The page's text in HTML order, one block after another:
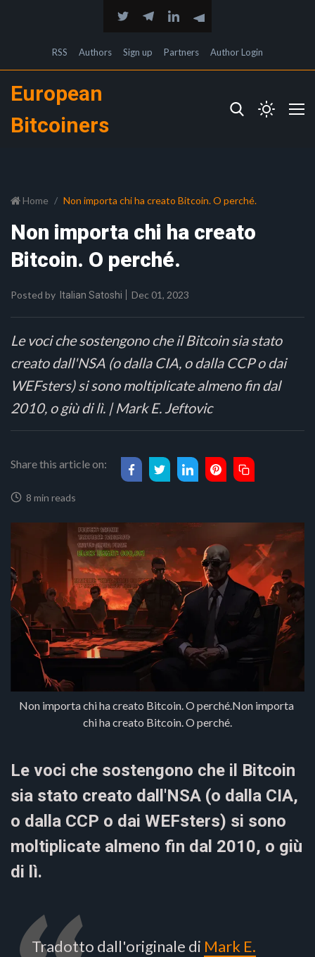
RSS Authors Sign up Partners Author Login
European
Bitcoiners
Home Non importa chi ha creato Bitcoin. O perché.
Non importa chi ha creato
Bitcoin. O perché.
Posted by Italian Satoshi Dec 01, 2023
Le voci che sostengono che il Bitcoin sia stato
creato dall'NSA (o dalla CIA, o dalla CCP o dai
WEFsters) si sono moltiplicate almeno fin dal
2010, o giù di lì. | Mark E. Jeftovic
Share this article on:
8 min reads
Non importa chi ha creato Bitcoin. O perché.Non importa
chi ha creato Bitcoin. O perché.
Le voci che sostengono che il Bitcoin
sia stato creato dall'NSA (o dalla CIA,
o dalla CCP o dai WEFsters) si sono
moltiplicate almeno fin dal 2010, o giù
di lì.
Tradotto dall'originale di Mark E.